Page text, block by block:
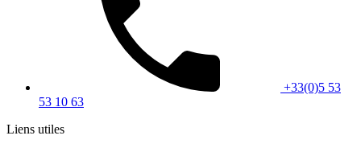
+33(0)5 53
53 10 63
Liens utiles